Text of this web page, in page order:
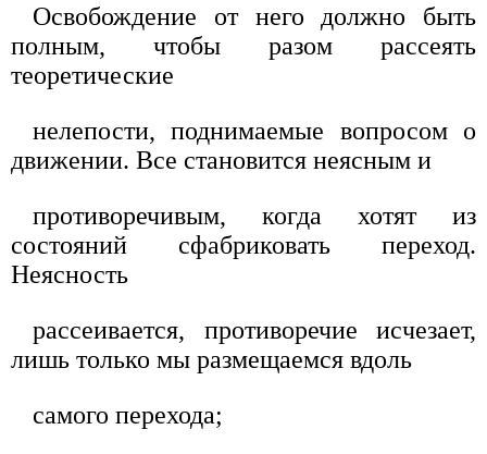
Освобождение от него должно быть
полным, чтобы разом рассеять
теоретические
нелепости, поднимаемые вопросом о
движении. Все становится неясным и
противоречивым, когда хотят из
состояний сфабриковать переход.
Неясность
рассеивается, противоречие исчезает,
лишь только мы размещаемся вдоль
самого перехода;